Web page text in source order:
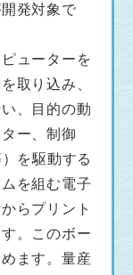
発対象で
ューターを
取り込み、
、目的の動
ー、制御
を駆動する
を組む電子
らプリント
。このボー
ます。量産